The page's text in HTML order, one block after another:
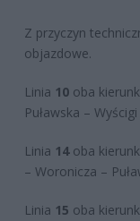
Z przyczyn
objazdowe.
Linia 10 oba
Puławska – Wyścigi
Linia 14oba
– Woronicza –
Linia 15 oba